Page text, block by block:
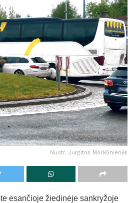
Nuotr. Jurgitos Morkūnienės
esančioje žiedinėje sankryžoje